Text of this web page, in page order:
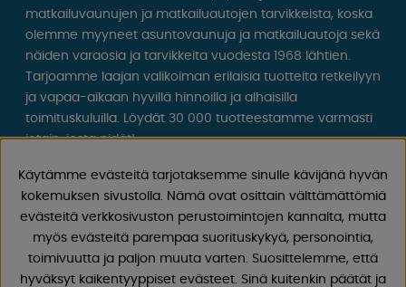
matkailuvaunujen ja matkailuautojen tarvikkeista, koska
olemme myyneet asuntovaunuja ja matkailuautoja sekä
näiden varaosia ja tarvikkeita vuodesta 1968 lähtien.
Tarjoamme laajan valikoiman erilaisia ​​tuotteita retkeilyyn
ja vapaa-aikaan hyvillä hinnoilla ja alhaisilla
toimituskuluilla. Löydät 30 000 tuotteestamme varmasti
jotain, josta pidät!
Seuraa meitä Facebookissa ja Instagramissa saadaksesi
inspiraatiota, uutisia ja ainutlaatuisia tarjouksia.
Leirintäelämä alkaa meiltä!
Käytämme evästeitä tarjotaksemme sinulle kävijänä hyvän
kokemuksen sivustolla. Nämä ovat osittain välttämättömiä
evästeitä verkkosivuston perustoimintojen kannalta, mutta
myös evästeitä parempaa suorituskykyä, personointia,
toimivuutta ja paljon muuta varten. Suosittelemme, että
hyväksyt kaikentyyppiset evästeet. Sinä kuitenkin päätät ja